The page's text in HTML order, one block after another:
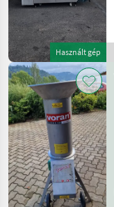
Használt gép